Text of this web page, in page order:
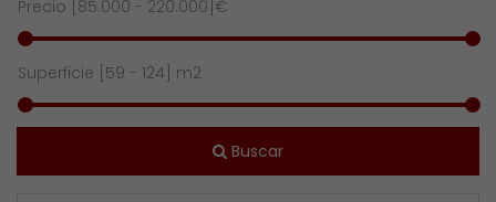
Precio [ 85.000 - 220.000 ]€
Superficie [ 59 - 124 ] m2
Buscar